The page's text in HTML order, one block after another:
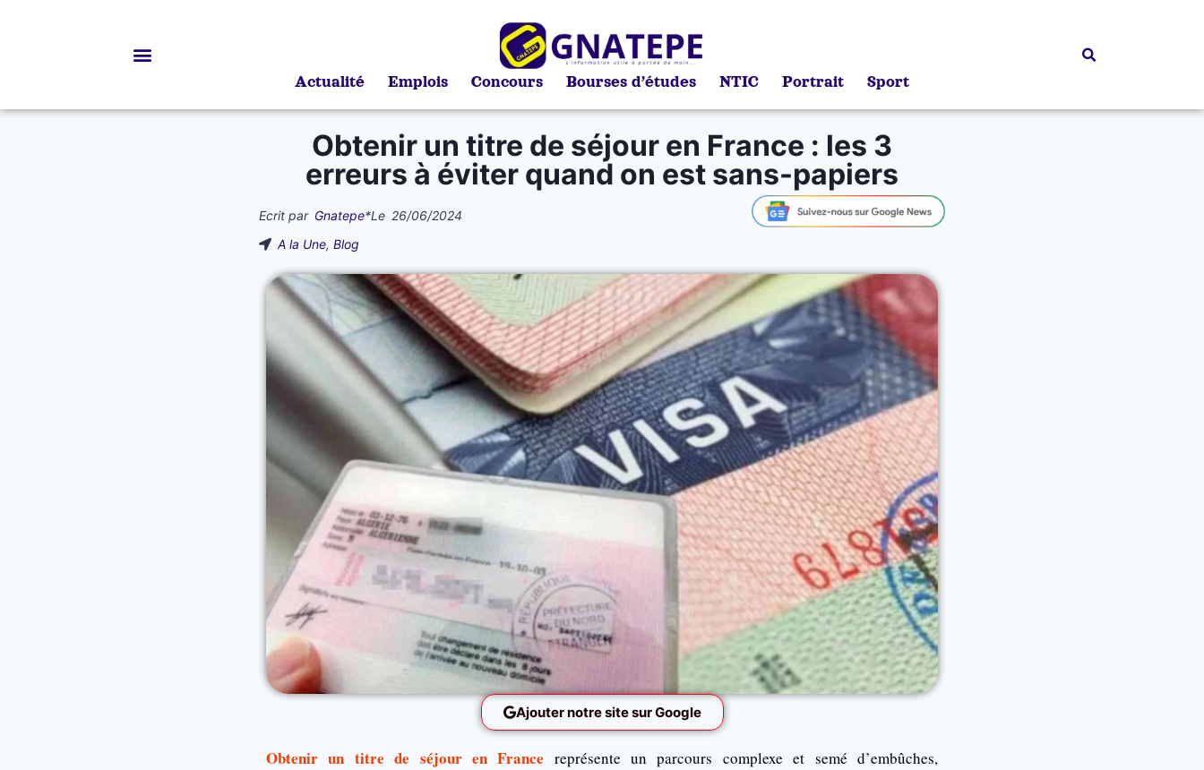
Actualité Emplois Concours Bourses d’études NTIC Portrait Sport
Obtenir un titre de séjour en France : les 3
erreurs à éviter quand on est sans-papiers
Ecrit par Gnatepe*Le 26/06/2024
A la Une, Blog
Ajouter notre site sur Google
Obtenir un titre de séjour en France représente un parcours complexe et semé d’embûches,